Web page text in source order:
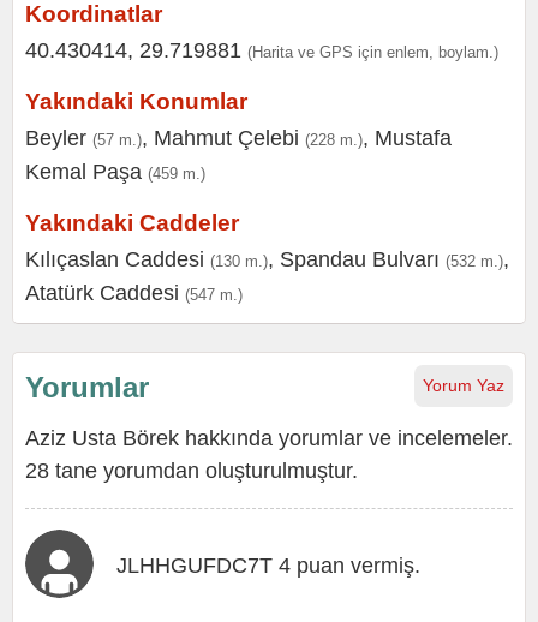
Koordinatlar
40.430414, 29.719881 (Harita ve GPS için enlem, boylam.)
Yakındaki Konumlar
Beyler (57 m.), Mahmut Çelebi (228 m.), Mustafa
Kemal Paşa (459 m.)
Yakındaki Caddeler
Kılıçaslan Caddesi (130 m.), Spandau Bulvarı (532 m.),
Atatürk Caddesi (547 m.)
Yorum Yaz
Yorumlar
Aziz Usta Börek hakkında yorumlar ve incelemeler.
28 tane yorumdan oluşturulmuştur.
JLHHGUFDC7T 4 puan vermiş.